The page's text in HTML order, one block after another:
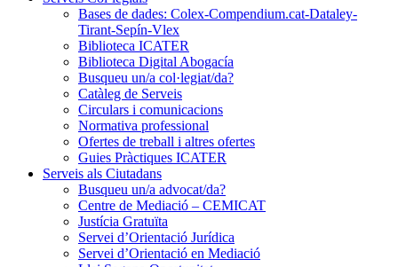
Bases de dades: Colex-Compendium.cat-Dataley-
Tirant-Sepín-Vlex
Biblioteca ICATER
Biblioteca Digital Abogacía
Busqueu un/a col·legiat/da?
Catàleg de Serveis
Circulars i comunicacions
Normativa professional
Ofertes de treball i altres ofertes
Guies Pràctiques ICATER
Serveis als Ciutadans
Busqueu un/a advocat/da?
Centre de Mediació – CEMICAT
Justícia Gratuïta
Servei d’Orientació Jurídica
Servei d’Orientació en Mediació